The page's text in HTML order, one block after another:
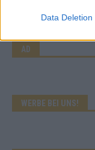
Data Deletion
AD
WERBE BEI UNS!